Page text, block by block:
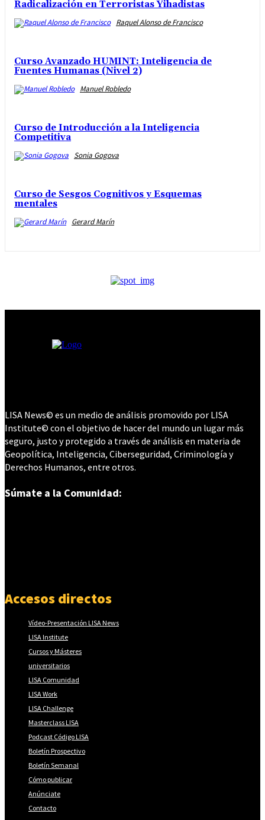
Radicalización en Terroristas Yihadistas
Raquel Alonso de Francisco
Curso Avanzado HUMINT: Inteligencia de
Fuentes Humanas (Nivel 2)
Manuel Robledo
Curso de Introducción a la Inteligencia
Competitiva
Sonia Gogova
Curso de Sesgos Cognitivos y Esquemas
mentales
Gerard Marín
LISA News© es un medio de análisis promovido por LISA
Institute© con el objetivo de hacer del mundo un lugar más
seguro, justo y protegido a través de análisis en materia de
Geopolítica, Inteligencia, Ciberseguridad, Criminología y
Derechos Humanos, entre otros.
Súmate a la Comunidad:
Accesos directos
Vídeo-Presentación LISA News
LISA Institute
Cursos y Másteres
universitarios
LISA Comunidad
LISA Work
LISA Challenge
Masterclass LISA
Podcast Código LISA
Boletín Prospectivo
Boletín Semanal
Cómo publicar
Anúnciate
Contacto